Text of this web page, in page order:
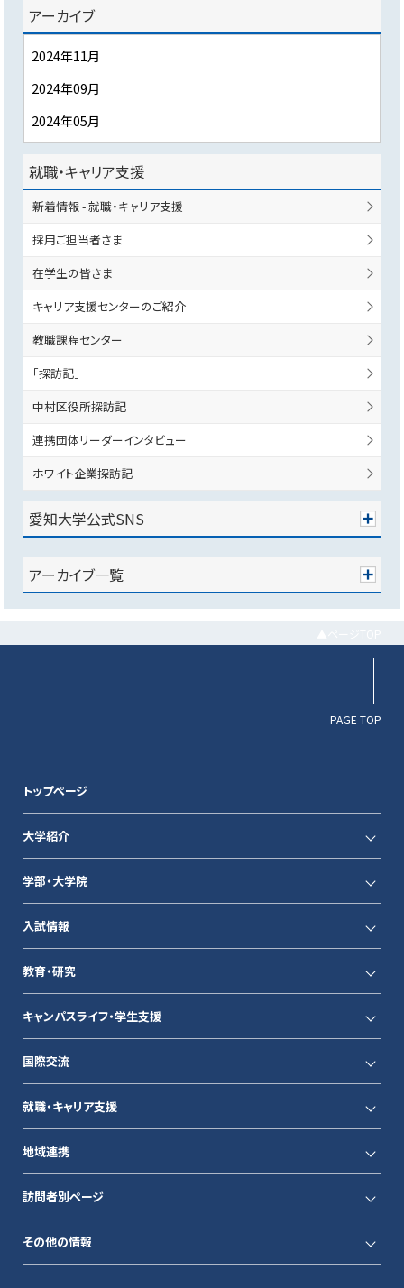
アーカイブ
2024年11月
2024年09月
2024年05月
就職・キャリア支援
新着情報 - 就職・キャリア支援
採用ご担当者さま
在学生の皆さま
キャリア支援センターのご紹介
教職課程センター
「探訪記」
中村区役所探訪記
連携団体リーダーインタビュー
ホワイト企業探訪記
愛知大学公式SNS
アーカイブ一覧
PAGE TOP
トップページ
大学紹介
学部・大学院
入試情報
教育・研究
キャンパスライフ・学生支援
国際交流
就職・キャリア支援
地域連携
訪問者別ページ
その他の情報